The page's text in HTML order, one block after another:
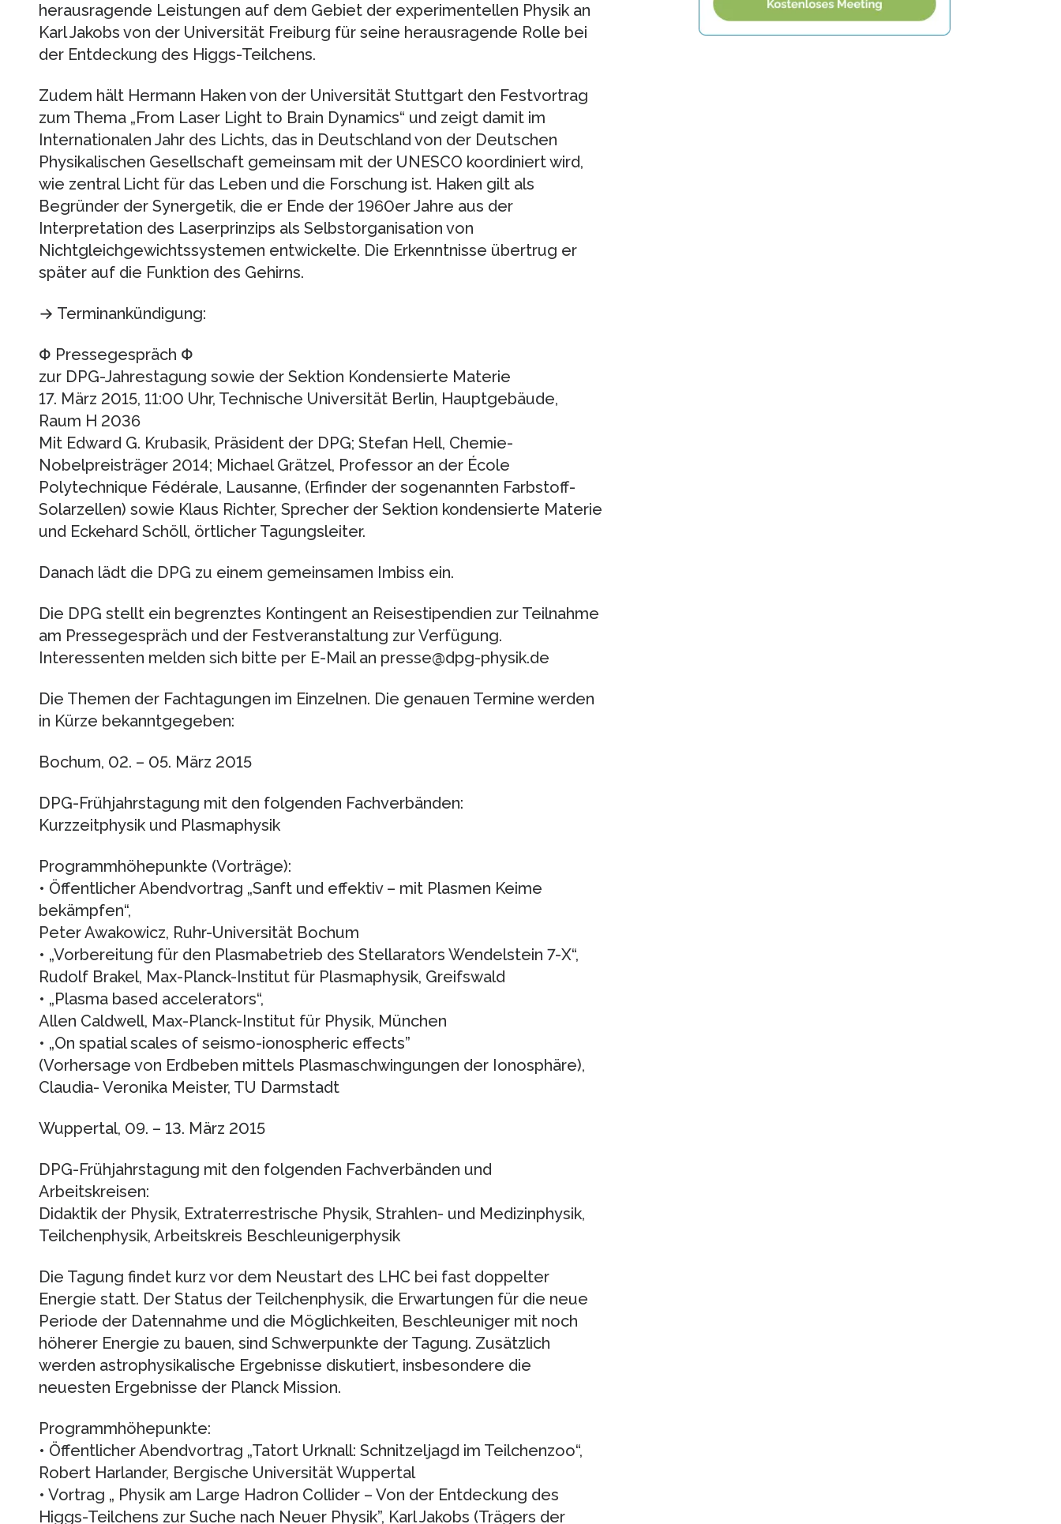
herausragende Leistungen auf dem Gebiet der experimentellen Physik an
Karl Jakobs von der Universität Freiburg für seine herausragende Rolle bei
der Entdeckung des Higgs-Teilchens.
Zudem hält Hermann Haken von der Universität Stuttgart den Festvortrag
zum Thema „From Laser Light to Brain Dynamics“ und zeigt damit im
Internationalen Jahr des Lichts, das in Deutschland von der Deutschen
Physikalischen Gesellschaft gemeinsam mit der UNESCO koordiniert wird,
wie zentral Licht für das Leben und die Forschung ist. Haken gilt als
Begründer der Synergetik, die er Ende der 1960er Jahre aus der
Interpretation des Laserprinzips als Selbstorganisation von
Nichtgleichgewichtssystemen entwickelte. Die Erkenntnisse übertrug er
später auf die Funktion des Gehirns.
→ Terminankündigung:
Φ Pressegespräch Φ
zur DPG-Jahrestagung sowie der Sektion Kondensierte Materie
17. März 2015, 11:00 Uhr, Technische Universität Berlin, Hauptgebäude,
Raum H 2036
Mit Edward G. Krubasik, Präsident der DPG; Stefan Hell, Chemie-
Nobelpreisträger 2014; Michael Grätzel, Professor an der École
Polytechnique Fédérale, Lausanne, (Erfinder der sogenannten Farbstoff-
Solarzellen) sowie Klaus Richter, Sprecher der Sektion kondensierte Materie
und Eckehard Schöll, örtlicher Tagungsleiter.
Danach lädt die DPG zu einem gemeinsamen Imbiss ein.
Die DPG stellt ein begrenztes Kontingent an Reisestipendien zur Teilnahme
am Pressegespräch und der Festveranstaltung zur Verfügung.
Interessenten melden sich bitte per E-Mail an presse@dpg-physik.de
Die Themen der Fachtagungen im Einzelnen. Die genauen Termine werden
in Kürze bekanntgegeben:
Bochum, 02. – 05. März 2015
DPG-Frühjahrstagung mit den folgenden Fachverbänden:
Kurzzeitphysik und Plasmaphysik
Programmhöhepunkte (Vorträge):
• Öffentlicher Abendvortrag „Sanft und effektiv – mit Plasmen Keime
bekämpfen“,
Peter Awakowicz, Ruhr-Universität Bochum
• „Vorbereitung für den Plasmabetrieb des Stellarators Wendelstein 7-X“,
Rudolf Brakel, Max-Planck-Institut für Plasmaphysik, Greifswald
• „Plasma based accelerators“,
Allen Caldwell, Max-Planck-Institut für Physik, München
• „On spatial scales of seismo-ionospheric effects”
(Vorhersage von Erdbeben mittels Plasmaschwingungen der Ionosphäre),
Claudia- Veronika Meister, TU Darmstadt
Wuppertal, 09. – 13. März 2015
DPG-Frühjahrstagung mit den folgenden Fachverbänden und
Arbeitskreisen:
Didaktik der Physik, Extraterrestrische Physik, Strahlen- und Medizinphysik,
Teilchenphysik, Arbeitskreis Beschleunigerphysik
Die Tagung findet kurz vor dem Neustart des LHC bei fast doppelter
Energie statt. Der Status der Teilchenphysik, die Erwartungen für die neue
Periode der Datennahme und die Möglichkeiten, Beschleuniger mit noch
höherer Energie zu bauen, sind Schwerpunkte der Tagung. Zusätzlich
werden astrophysikalische Ergebnisse diskutiert, insbesondere die
neuesten Ergebnisse der Planck Mission.
Programmhöhepunkte:
• Öffentlicher Abendvortrag „Tatort Urknall: Schnitzeljagd im Teilchenzoo“,
Robert Harlander, Bergische Universität Wuppertal
• Vortrag „ Physik am Large Hadron Collider – Von der Entdeckung des
Higgs-Teilchens zur Suche nach Neuer Physik”, Karl Jakobs (Trägers der